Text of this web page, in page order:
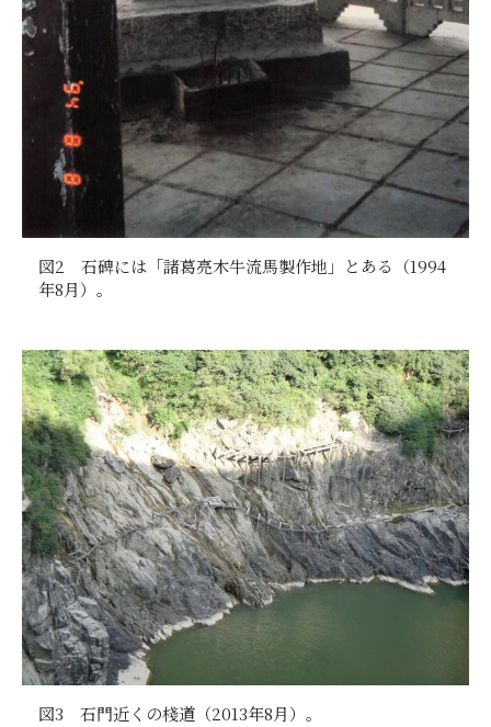
図2 石碑には「諸葛亮木牛流馬製作地」とある（1994
年8月）。
図3 石門近くの棧道（2013年8月）。